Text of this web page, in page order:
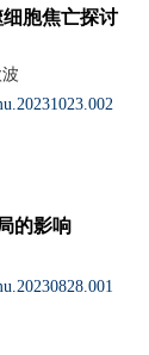
胞焦亡探讨
的影响